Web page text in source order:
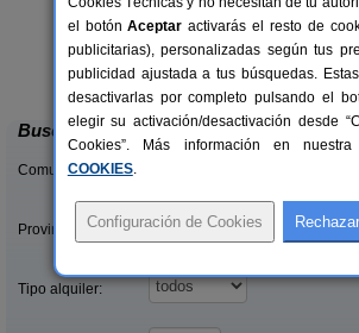
Hotel Segles
Campos (Mallorca)
Buscar
Comunidades:
Provincias/Islas:
Tipo alquiler:
el botónAceptar activarás el resto de
publicitarias), personalizadas según tus
publicidad ajustada a tus búsquedas.
desactivarlas por completo pulsando el
elegir su activación/desactivación desde
Cookies”. Más información en nuestra
COOKIES.